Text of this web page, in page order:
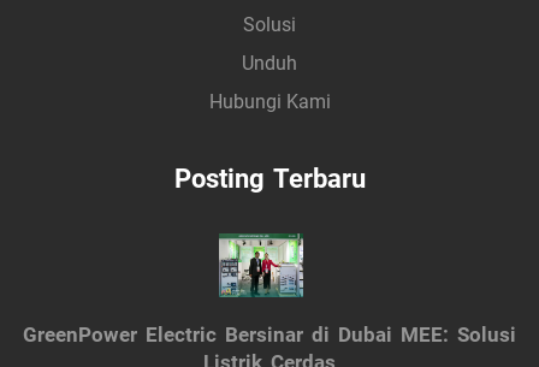
Solusi
Unduh
Hubungi Kami
Posting Terbaru
GreenPower Electric Bersinar di Dubai MEE: Solusi
Listrik Cerdas